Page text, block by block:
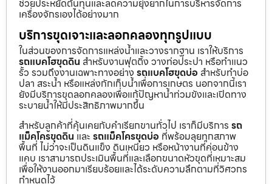
ช่วยประหยัดต้นทุนและลดความยุ่งยากในการบริหารจัดการ
เครื่องจักรเองได้อย่างมาก
บริการขุดเจาะและลอกคลองทุกรูปแบบ
ในส่วนของการจัดการแหล่งน้ำและวางรากฐาน เราให้บริการ
รถแบคโฮขุดดิน สำหรับงานฟุตติ้ง วางท่อประปา หรือทำแนว
รั้ว รวมถึงงานเฉพาะทางอย่าง รถแบคโฮขุดบ่อ สำหรับทำบ่อ
ปลา สระน้ำ หรือแหล่งกักเก็บน้ำเพื่อการเกษตร นอกจากนี้เรา
ยังมีบริการขุดลอกคลองเพื่อแก้ปัญหาน้ำท่วมขังและเปิดทาง
ระบายน้ำให้มีประสิทธิภาพมากขึ้น
สำหรับลูกค้าที่คุ้นเคยกับคำเรียกขานทั่วไป เราก็มีบริการ รถ
แม็คโครขุดดิน และ รถแม็คโครขุดบ่อ ที่พร้อมลุยทุกสภาพ
พื้นที่ ไม่ว่าจะเป็นดินแข็ง ดินเหนียว หรือหน้างานที่ค่อนข้าง
แคบ เราสามารถประเมินพื้นที่และเลือกขนาดหัวขุดที่เหมาะสม
เพื่อให้งานออกมาเรียบร้อยและได้ระดับความลึกตามที่วิศวกร
กำหนดไว้